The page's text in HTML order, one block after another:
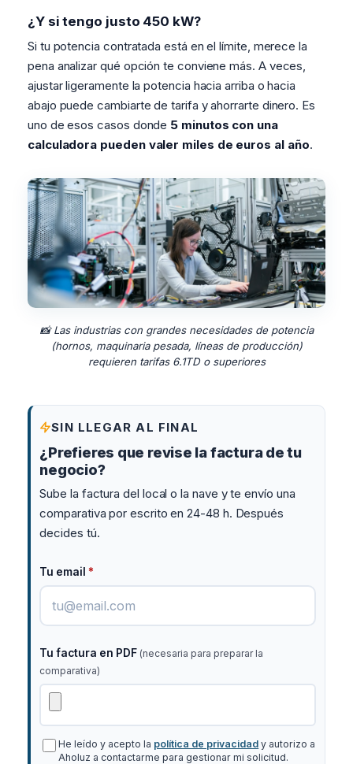
¿Y si tengo justo 450 kW?
Si tu potencia contratada está en el límite, merece la
pena analizar qué opción te conviene más. A veces,
ajustar ligeramente la potencia hacia arriba o hacia
abajo puede cambiarte de tarifa y ahorrarte dinero. Es
uno de esos casos donde 5 minutos con una
calculadora pueden valer miles de euros al año.
📸 Las industrias con grandes necesidades de potencia
(hornos, maquinaria pesada, líneas de producción)
requieren tarifas 6.1TD o superiores
SIN LLEGAR AL FINAL
¿Prefieres que revise la factura de tu
negocio?
Sube la factura del local o la nave y te envío una
comparativa por escrito en 24-48 h. Después
decides tú.
Tu email *
Tu factura en PDF (necesaria para preparar la
comparativa)
He leído y acepto la política de privacidad y autorizo a
Aholuz a contactarme para gestionar mi solicitud.